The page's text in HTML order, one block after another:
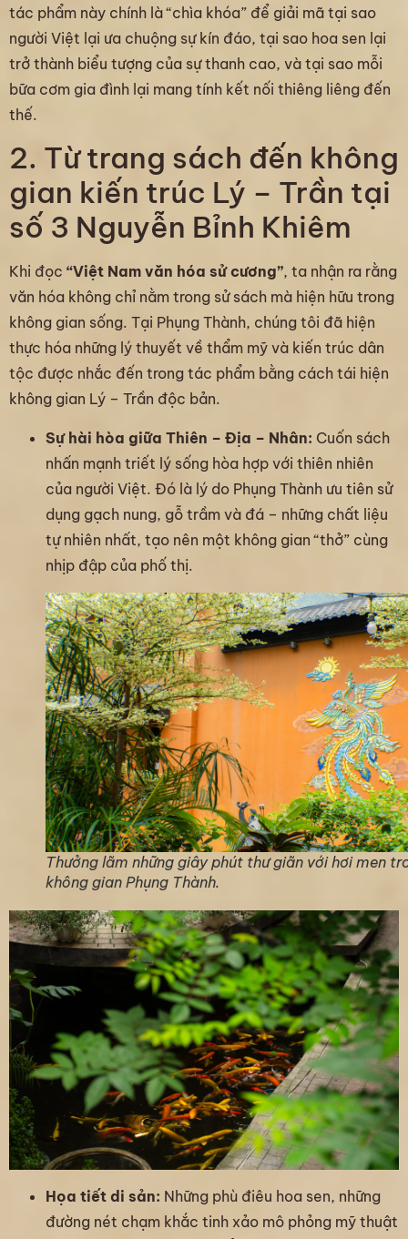
tác phẩm này chính là “chìa khóa” để giải mã tại sao
người Việt lại ưa chuộng sự kín đáo, tại sao hoa sen lại
trở thành biểu tượng của sự thanh cao, và tại sao mỗi
bữa cơm gia đình lại mang tính kết nối thiêng liêng đến
thế.
2. Từ trang sách đến không
gian kiến trúc Lý – Trần tại
số 3 Nguyễn Bỉnh Khiêm
Khi đọc “Việt Nam văn hóa sử cương”, ta nhận ra rằng
văn hóa không chỉ nằm trong sử sách mà hiện hữu trong
không gian sống. Tại Phụng Thành, chúng tôi đã hiện
thực hóa những lý thuyết về thẩm mỹ và kiến trúc dân
tộc được nhắc đến trong tác phẩm bằng cách tái hiện
không gian Lý – Trần độc bản.
Sự hài hòa giữa Thiên – Địa – Nhân: Cuốn sách
nhấn mạnh triết lý sống hòa hợp với thiên nhiên
của người Việt. Đó là lý do Phụng Thành ưu tiên sử
dụng gạch nung, gỗ trầm và đá – những chất liệu
tự nhiên nhất, tạo nên một không gian “thở” cùng
nhịp đập của phố thị.
Thưởng lãm những giây phút thư giãn với hơi men
không gian Phụng Thành.
Họa tiết di sản: Những phù điêu hoa sen, những
đường nét chạm khắc tinh xảo mô phỏng mỹ thuật